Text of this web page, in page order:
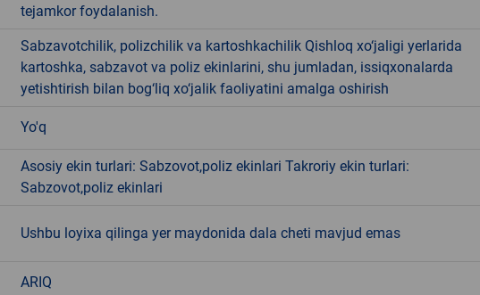
tejamkor foydalanish.
Sabzavotchilik, polizchilik va kartoshkachilik Qishloq xo‘jaligi yerlarida
kartoshka, sabzavot va poliz ekinlarini, shu jumladan, issiqxonalarda
yetishtirish bilan bog‘liq xo‘jalik faoliyatini amalga oshirish
Yo'q
Asosiy ekin turlari: Sabzovot,poliz ekinlari Takroriy ekin turlari:
Sabzovot,poliz ekinlari
Ushbu loyixa qilinga yer maydonida dala cheti mavjud emas
ARIQ